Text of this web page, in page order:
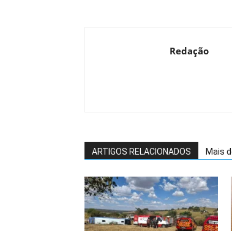
Redação
ARTIGOS RELACIONADOS Mais